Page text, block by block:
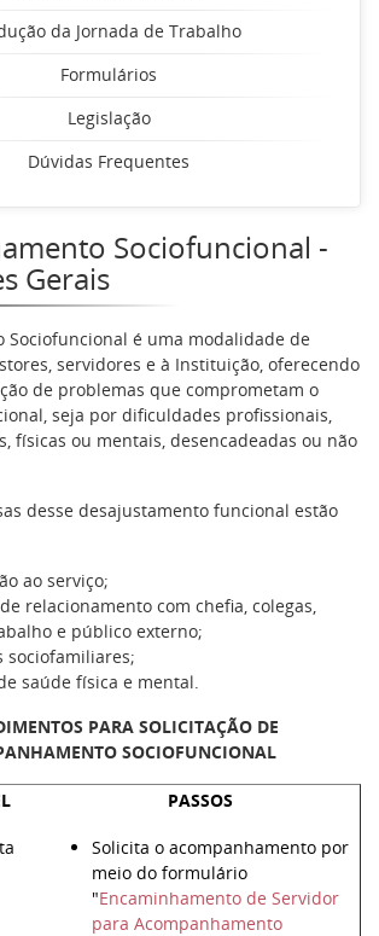
da Jornada de Trabalho
Formulários
Legislação
Dúvidas Frequentes
Sociofuncional -
Gerais
Sociofuncional é uma modalidade de
servidores e à Instituição, oferecendo
de problemas que comprometam o
seja por dificuldades profissionais,
físicas ou mentais, desencadeadas ou não
desse desajustamento funcional estão
ao serviço;
relacionamento com chefia, colegas,
e público externo;
sociofamiliares;
saúde física e mental.
PARA SOLICITAÇÃO DE
SOCIOFUNCIONAL
PASSOS
Solicita o acompanhamento por
meio do formulário
"Encaminhamento de Servidor
para Acompanhamento